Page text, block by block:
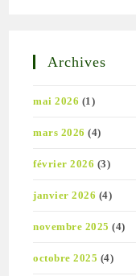
Archives
mai 2026 (1)
mars 2026 (4)
février 2026 (3)
janvier 2026 (4)
novembre 2025 (4)
octobre 2025 (4)